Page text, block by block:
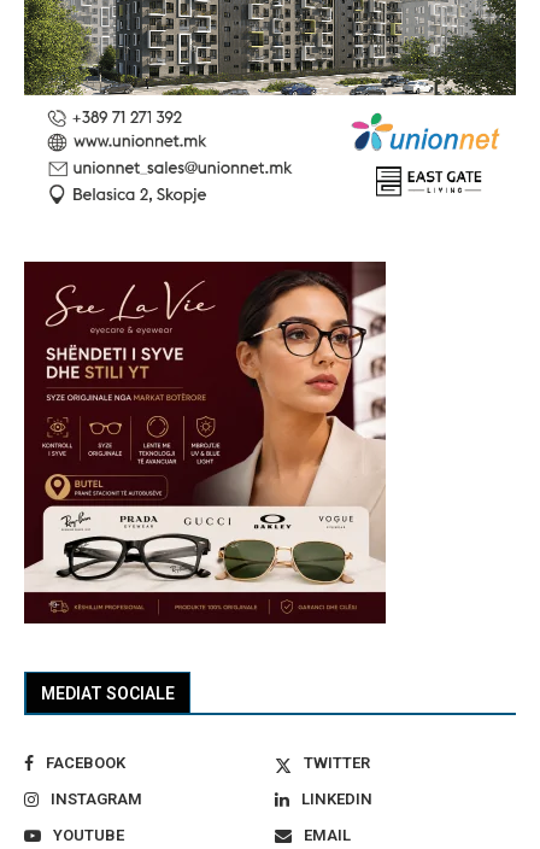
MEDIAT SOCIALE
FACEBOOK
TWITTER
INSTAGRAM
LINKEDIN
YOUTUBE
EMAIL